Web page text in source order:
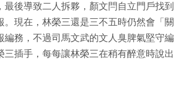
最後導致二人拆夥，顏文閂自立門戶找到
。現在，林榮三還是三不五時仍然會「關
編務，不過司馬文武的文人臭脾氣堅守編
三插手，每每讓林榮三在稍有醉意時說出